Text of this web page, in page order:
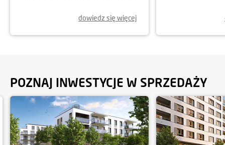
dowiedz się więcej
POZNAJ INWESTYCJE W SPRZEDAŻY